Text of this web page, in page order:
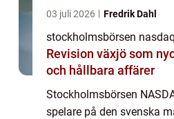
03 juli 2026 Fredrik Dahl
stockholmsbörsen nasdaq
Revision växjö som
och hållbara affärer
Stockholmsbörsen
spelare på den svenska